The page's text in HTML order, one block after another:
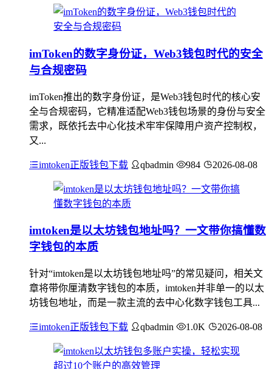
imToken的数字身份证，Web3钱包时代的安全
与合规密码
imToken推出的数字身份证，是Web3钱包时代的核心安
全与合规密码，它精准适配Web3钱包场景的身份与安全
需求，既依托去中心化技术牢牢保障用户资产控制权，
又...
imtoken正版钱包下载 qbadmin 984 2026-08-08
imtoken是以太坊钱包地址吗？一文带你搞懂数
字钱包的本质
针对“imtoken是以太坊钱包地址吗”的常见疑问，相关文
章将带你厘清数字钱包的本质，imtoken并非单一的以太
坊钱包地址，而是一款主流的去中心化数字钱包工具...
imtoken正版钱包下载 qbadmin 1.0K 2026-08-08